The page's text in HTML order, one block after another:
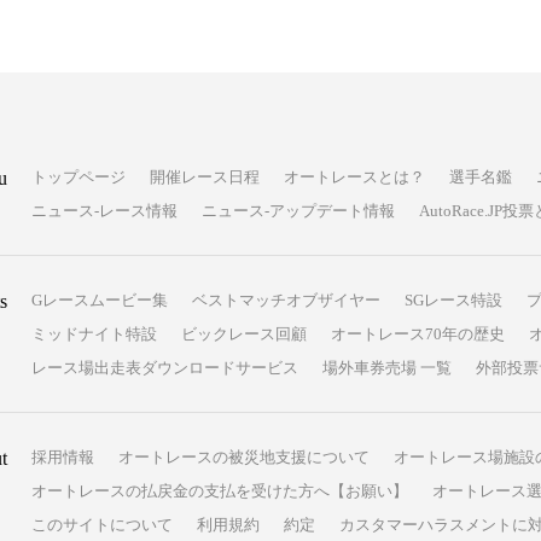
トップページ 開催レース日程 オートレースとは？ 選手名鑑
ニュース-レース情報
ニュース-アップデート情報 AutoRace.JP投
Gレースムービー集 ベストマッチオブザイヤー SGレース特設
ミッドナイト特設
ビックレース回顧 オートレース70年の歴史
レース場出走表ダウンロードサービス
場外車券売場 一覧 外部投
採用情報 オートレースの被災地支援について
オートレース場施
オートレースの払戻金の支払を受けた方へ【お願い】
オートレース
このサイトについて
利用規約 約定 カスタマーハラスメントに